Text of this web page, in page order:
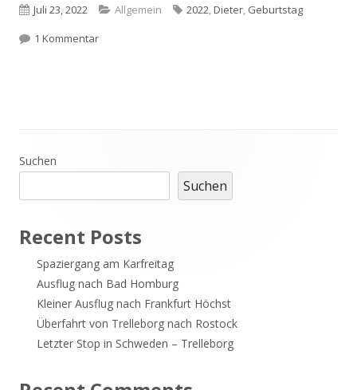
Veröffentlicht
am
Juli 23, 2022 Kategorien
Allgemein Schlagwörter
2022,Dieter, Geburtstag
1 Kommentarzu Ein Jubilar
Haupt-
Seitenleiste
Suchen
Suchen
Recent Posts
Spaziergang am Karfreitag
Ausflug nach Bad Homburg
Kleiner Ausflug nach Frankfurt Höchst
Überfahrt von Trelleborg nach Rostock
Letzter Stop in Schweden – Trelleborg